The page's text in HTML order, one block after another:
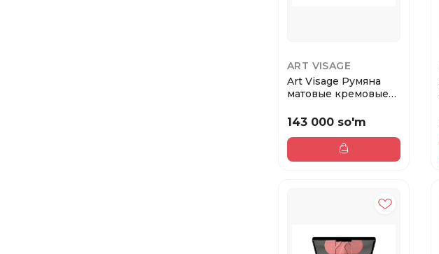
ART VISAGE
Art Visage Румяна
матовые кремовые
143 000 so'm